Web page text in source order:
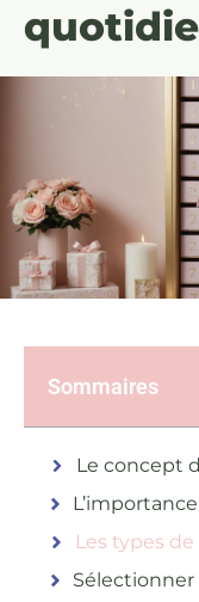
Sommaires
Le concept